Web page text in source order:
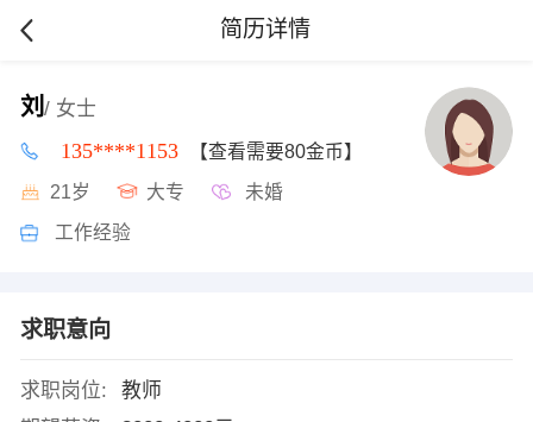
简历详情
刘 / 女士
135****1153 【查看需要80金币】
21岁 大专 未婚
工作经验
求职意向
求职岗位:
教师